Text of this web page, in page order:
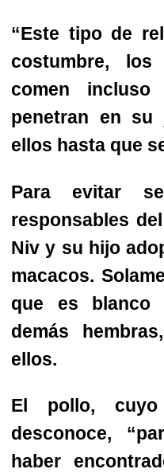
“Este tipo de
costumbre,
comen
penetran en su
ellos hasta que
Para evitar
responsables
Niv y su hijo
macacos.
que es blanco
demás
ellos.
El pollo,
desconoce,
haber